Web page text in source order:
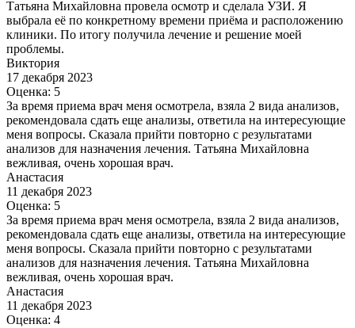
Татьяна Михайловна провела осмотр и сделала УЗИ. Я
выбрала её по конкретному времени приёма и расположению
клиники. По итогу получила лечение и решение моей
проблемы.
Виктория
17 декабря 2023
Оценка: 5
За время приема врач меня осмотрела, взяла 2 вида анализов,
рекомендовала сдать еще анализы, ответила на интересующие
меня вопросы. Сказала прийти повторно с результатами
анализов для назначения лечения. Татьяна Михайловна
вежливая, очень хорошая врач.
Анастасия
11 декабря 2023
Оценка: 5
За время приема врач меня осмотрела, взяла 2 вида анализов,
рекомендовала сдать еще анализы, ответила на интересующие
меня вопросы. Сказала прийти повторно с результатами
анализов для назначения лечения. Татьяна Михайловна
вежливая, очень хорошая врач.
Анастасия
11 декабря 2023
Оценка: 4